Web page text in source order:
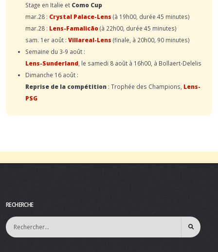
Stage en Italie et Como Cup
mar.28 : Crystal Palace-Lens (à 19h00, durée 45 minutes)
mar.28 : Lens-Famalicão(à 22h00, durée 45 minutes)
sam. 1er août : Villareal-Lens (finale, à 20h00, 90 minutes)
Semaine du 3-9 août :
Lens-Sunderland , le samedi 8 août à 16h00, à Bollaert-Delelis
Dimanche 16 août :
Reprise de la compétition : Trophée des Champions, Lens-
PSG
RECHERCHE